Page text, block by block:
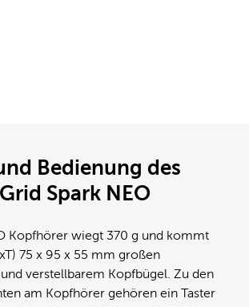
Bedienung des
Spark NEO
Kopfhörer wiegt 370 g und kommt
75 x 95 x 55 mm großen
verstellbarem Kopfbügel. Zu den
am Kopfhörer gehören ein Taster